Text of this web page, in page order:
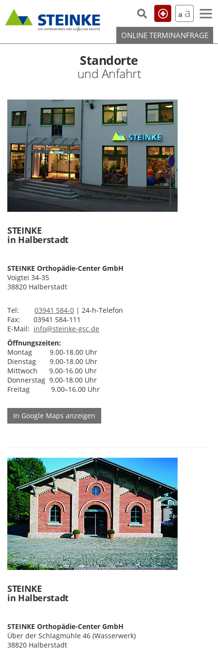
a a
ONLINE TERMINANFRAGE
Standorte
und Anfahrt
STEINKE
in Halberstadt
STEINKE Orthopädie-Center GmbH
Voigtei 34-35
38820 Halberstadt
Tel: 03941 584-0 | 24-h-Telefon
Fax: 03941 584-111
E-Mail: info@steinke-gsc.de
Öffnungszeiten:
Montag 9.00-18.00 Uhr
Dienstag 9.00-18.00 Uhr
Mittwoch 9.00-16.00 Uhr
Donnerstag 9.00-18.00 Uhr
Freitag 9.00–16.00 Uhr
In Google Maps anzeigen
STEINKE
in Halberstadt
STEINKE Orthopädie-Center GmbH
Über der Schlagmühle 46 (Wasserwerk)
38820 Halberstadt